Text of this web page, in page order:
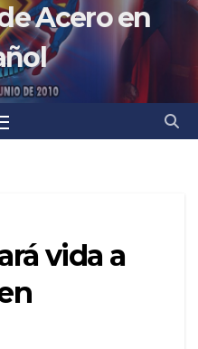
Acero en
vida a